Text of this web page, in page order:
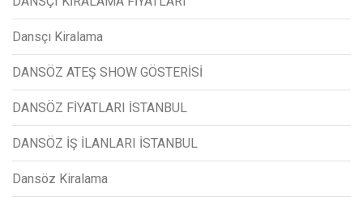
Dansçı Kiralama
DANSÖZ ATEŞ SHOW GÖSTERİSİ
DANSÖZ FİYATLARI İSTANBUL
DANSÖZ İŞ İLANLARI İSTANBUL
Dansöz Kiralama